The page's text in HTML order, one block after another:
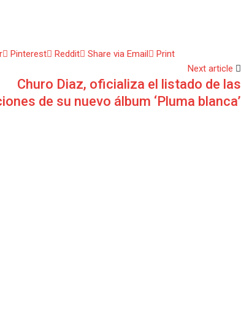
Pinterest Reddit Share via Email
Print
Next article
Churo Diaz, oficializa el listado de las
de su nuevo álbum ‘Pluma blanca’